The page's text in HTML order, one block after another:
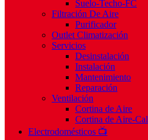
Suelo-Techo-FC
Filtración De Aire
Purificador
Outlet Climatización
Servicios
Desinstalación
Instalación
Mantenimiento
Reparación
Ventilación
Cortina de Aire
Cortina de Aire-Cal
Electrodomésticos 📺